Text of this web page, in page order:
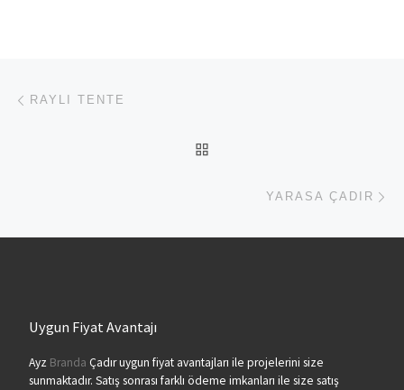
Yazı dolaşımı
RAYLI TENTE
YARASA ÇADIR
Uygun Fiyat Avantajı
Ayz Branda Çadır uygun fiyat avantajları ile projelerini size
sunmaktadır. Satış sonrası farklı ödeme imkanları ile size satış